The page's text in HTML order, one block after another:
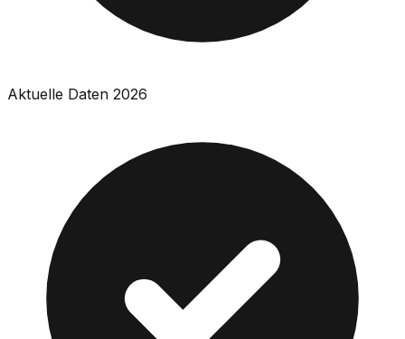
Aktuelle Daten 2026